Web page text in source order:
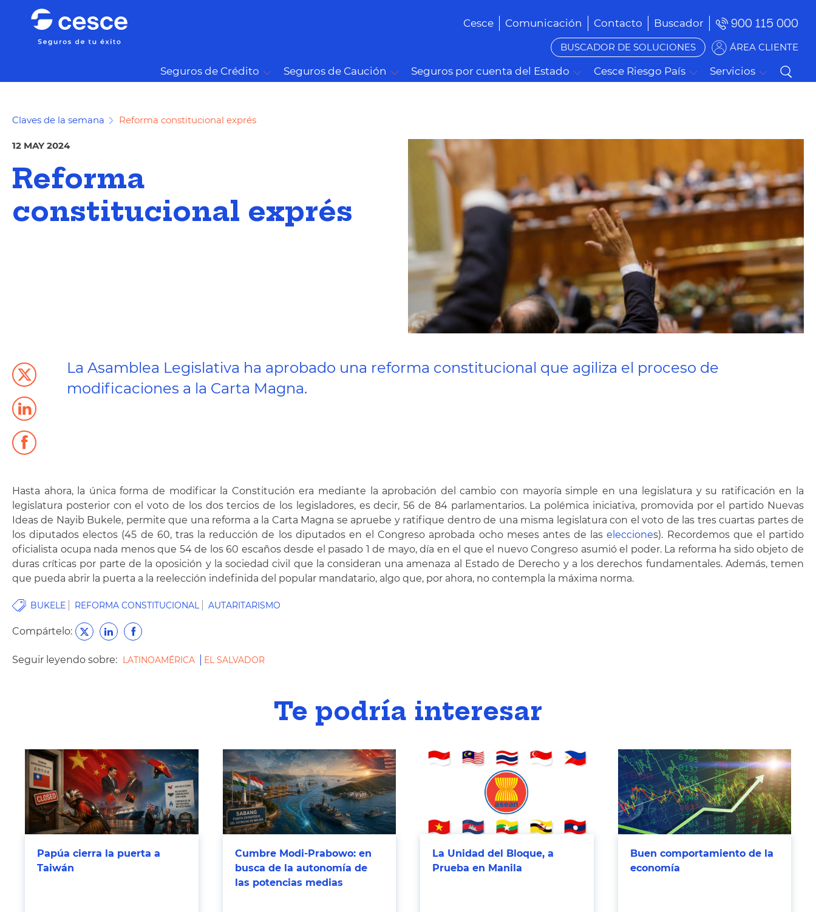
Cesce Comunicación Contacto Buscador 900 115 000
BUSCADOR DE SOLUCIONES ÁREA CLIENTE
Seguros de Crédito Seguros de Caución Seguros por cuenta del Estado Cesce Riesgo País Servicios
Claves de la semana Reforma constitucional exprés
12 MAY 2024
Reforma
constitucional exprés
La Asamblea Legislativa ha aprobado una reforma constitucional que agiliza el proceso de
modificaciones a la Carta Magna.
Hasta ahora, la única forma de modificar la Constitución era mediante la aprobación del cambio con mayoría simple en una legislatura y su ratificación en la
legislatura posterior con el voto de los dos tercios de los legisladores, es decir, 56 de 84 parlamentarios. La polémica iniciativa, promovida por el partido Nuevas
Ideas de Nayib Bukele, permite que una reforma a la Carta Magna se apruebe y ratifique dentro de una misma legislatura con el voto de las tres cuartas partes de
los diputados electos (45 de 60, tras la reducción de los diputados en el Congreso aprobada ocho meses antes de laselecciones). Recordemos que el partido
oficialista ocupa nada menos que 54 de los 60 escaños desde el pasado 1 de mayo, día en el que el nuevo Congreso asumió el poder. La reforma ha sido objeto de
duras críticas por parte de la oposición y la sociedad civil que la consideran una amenaza al Estado de Derecho y a los derechos fundamentales. Además, temen
que pueda abrir la puerta a la reelección indefinida del popular mandatario, algo que, por ahora, no contempla la máxima norma.
BUKELE REFORMA CONSTITUCIONAL AUTARITARISMO
Compártelo:
Seguir leyendo sobre: LATINOAMÉRICA EL SALVADOR
Te podría interesar
Papúa cierra la puerta a
Taiwán
Cumbre Modi-Prabowo: en
busca de la autonomía de
las potencias medias
La Unidad del Bloque, a
Prueba en Manila
Buen comportamiento de la
economía